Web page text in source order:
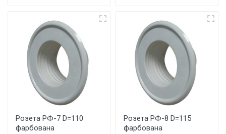
Розета РФ-7 D=110
фарбована
Розета РФ-8 D=115
фарбована